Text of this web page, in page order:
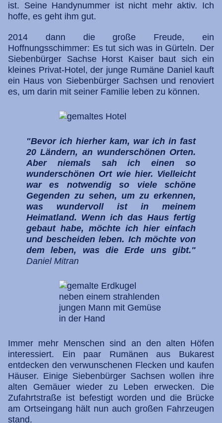
ist. Seine Handynummer ist nicht mehr aktiv. Ich
hoffe, es geht ihm gut.
2014 dann die große Freude, ein
Hoffnungsschimmer: Es tut sich was in Gürteln. Der
Siebenbürger Sachse Horst Kaiser baut sich ein
kleines Privat-Hotel, der junge Rumäne Daniel kauft
ein Haus von Siebenbürger Sachsen und renoviert
es, um darin mit seiner Familie leben zu können.
"Bevor ich hierher kam, war ich in fast
20 Ländern, an wunderschönen Orten.
Aber niemals sah ich einen so
wunderschönen Ort wie hier. Vielleicht
war es notwendig so viele schöne
Gegenden zu sehen, um zu erkennen,
was wundervoll ist in meinem
Heimatland. Wenn ich das Haus fertig
gebaut habe, möchte ich hier einfach
und bescheiden leben. Ich möchte von
dem leben, was die Erde uns gibt."
Daniel Mitran
Immer mehr Menschen sind an den alten Höfen
interessiert. Ein paar Rumänen aus Bukarest
entdecken den verwunschenen Flecken und kaufen
Häuser. Einige Siebenbürger Sachsen wollen ihre
alten Gemäuer wieder zu Leben erwecken. Die
Zufahrtstraße ist befestigt worden und die Brücke
am Ortseingang hält nun auch großen Fahrzeugen
stand.